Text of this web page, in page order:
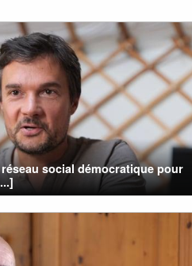
social démocratique pour